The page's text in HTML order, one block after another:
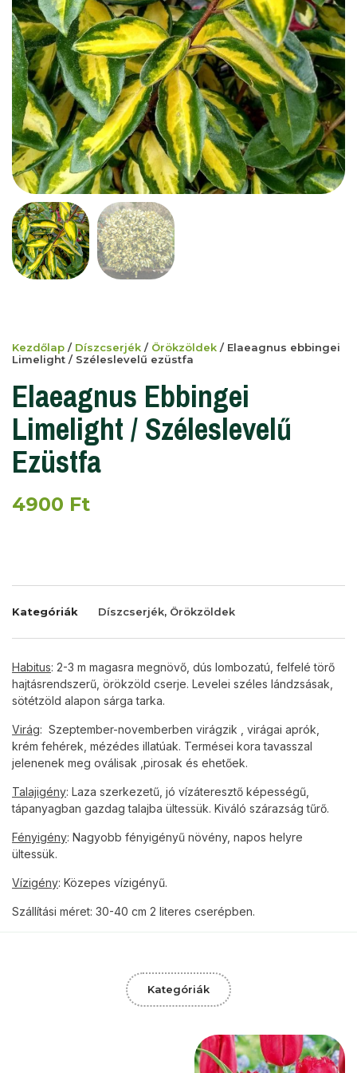
Kezdőlap / Díszcserjék / Örökzöldek / Elaeagnus ebbingei
Limelight / Széleslevelű ezüstfa
Elaeagnus Ebbingei
Limelight / Széleslevelű
Ezüstfa
4900 Ft
Kategóriák Díszcserjék, Örökzöldek
Habitus: 2-3 m magasra megnövő, dús lombozatú, felfelé törő
hajtásrendszerű, örökzöld cserje. Levelei széles lándzsásak,
sötétzöld alapon sárga tarka.
Virág: Szeptember-novemberben virágzik , virágai aprók,
krém fehérek, mézédes illatúak. Termései kora tavasszal
jelenenek meg oválisak ,pirosak és ehetőek.
Talajigény: Laza szerkezetű, jó vízáteresztő képességű,
tápanyagban gazdag talajba ültessük. Kiváló szárazság tűrő.
Fényigény: Nagyobb fényigényű növény, napos helyre
ültessük.
Vízigény: Közepes vízigényű.
Szállítási méret: 30-40 cm 2 literes cserépben.
Kategóriák